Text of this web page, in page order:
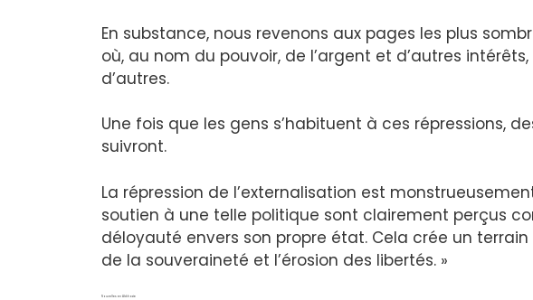
En substance, nous revenons aux pages les plus
où, au nom du pouvoir, de l’argent et d’autres
d’autres.
Une fois que les gens s’habituent à ces répressions,
suivront.
La répression de l’externalisation est
soutien à une telle politique sont clairement perçus
déloyauté envers son propre état. Cela crée un
de la souveraineté et l’érosion des libertés. »
Nouvelles en Abkhazie